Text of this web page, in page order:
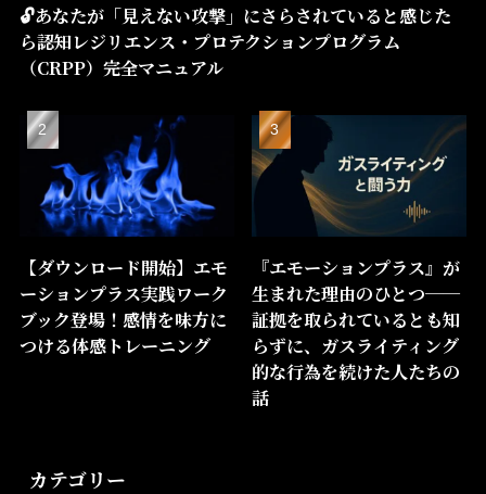
🔓あなたが「見えない攻撃」にさらされていると感じた
ら――認知レジリエンス・プロテクションプログラム
（CRPP）――完全マニュアル
【ダウンロード開始】エモ
ーションプラス実践ワーク
ブック登場！感情を味方に
つける体感トレーニング
『エモーションプラス』が
生まれた理由のひとつ──
証拠を取られているとも知
らずに、ガスライティング
的な行為を続けた人たちの
話
カテゴリー